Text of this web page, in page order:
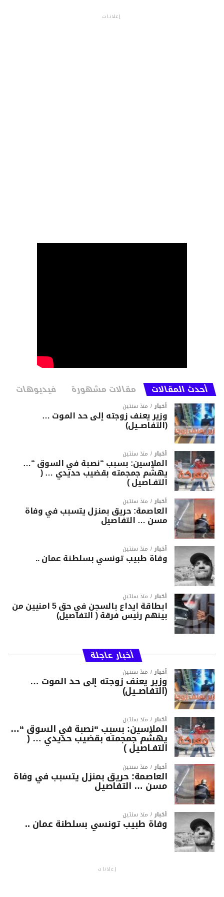
إعلانات
أحدث المقالات مقالات مشهورة فيديوهات
أخبار منذ سنتين
وزير يعنف زوجته إلى حد الموت …
(التفاصــيل)
أخبار منذ سنتين
الملاسين: بسبب “نصبة في السوق “…
يهشّم جمجمته بقضيب حديدي … (
التفـاصيل )
أخبار منذ سنتين
العاصمة: حريق بمنزل يتسبب في وفاة
مسن … التفاصيل
أخبار منذ سنتين
وفاة طبيب تونسي بسلطنة عمان ..
أخبار منذ سنتين
ابطاقة ايداع بالسجن في حق 5 امنيين من
بينهم رئيس فرقة ( التفاصيل)
أخبار عاجلة
أخبار منذ سنتين
وزير يعنف زوجته إلى حد الموت …
(التفاصــيل)
أخبار منذ سنتين
الملاسين: بسبب “نصبة في السوق “…
يهشّم جمجمته بقضيب حديدي … (
التفـاصيل )
أخبار منذ سنتين
العاصمة: حريق بمنزل يتسبب في وفاة
مسن … التفاصيل
أخبار منذ سنتين
وفاة طبيب تونسي بسلطنة عمان ..
إعلانات